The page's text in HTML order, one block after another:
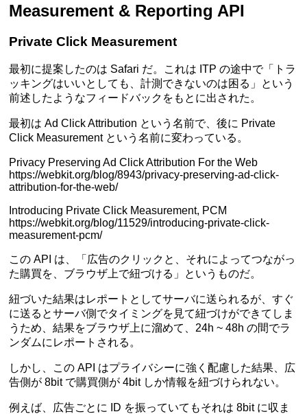
Measurement & Reporting API
Private Click Measurement
最初に提案したのは Safari だ。これは ITP の途中で「トラ
ッキングはいいとしても、計測できないのは困る」という
前述したようなフィードバックをもとに出された。
最初は Ad Click Attribution という名前で、後に Private
Click Measurement という名前に変わっている。
Privacy Preserving Ad Click Attribution For the Web
https://webkit.org/blog/8943/privacy-preserving-ad-click-
attribution-for-the-web/
Introducing Private Click Measurement, PCM
https://webkit.org/blog/11529/introducing-private-click-
measurement-pcm/
この API は、「広告のクリックと、それによってつながっ
た購買を、ブラウザ上で紐づける」というものだ。
紐づいた結果はレポートとしてサーバに送られるが、すぐ
に送るとサーバ側でタイミングを見て紐づけができてしま
うため、結果をブラウザ上に溜めて、24h ~ 48h の間でラ
ンダムにレポートされる。
しかし、この API はプライバシーに強く配慮した結果、広
告側が 8bit で購買側が 4bit しか情報を紐づけられない。
例えば、広告ごとに ID を振っていてもそれは 8bit に収ま